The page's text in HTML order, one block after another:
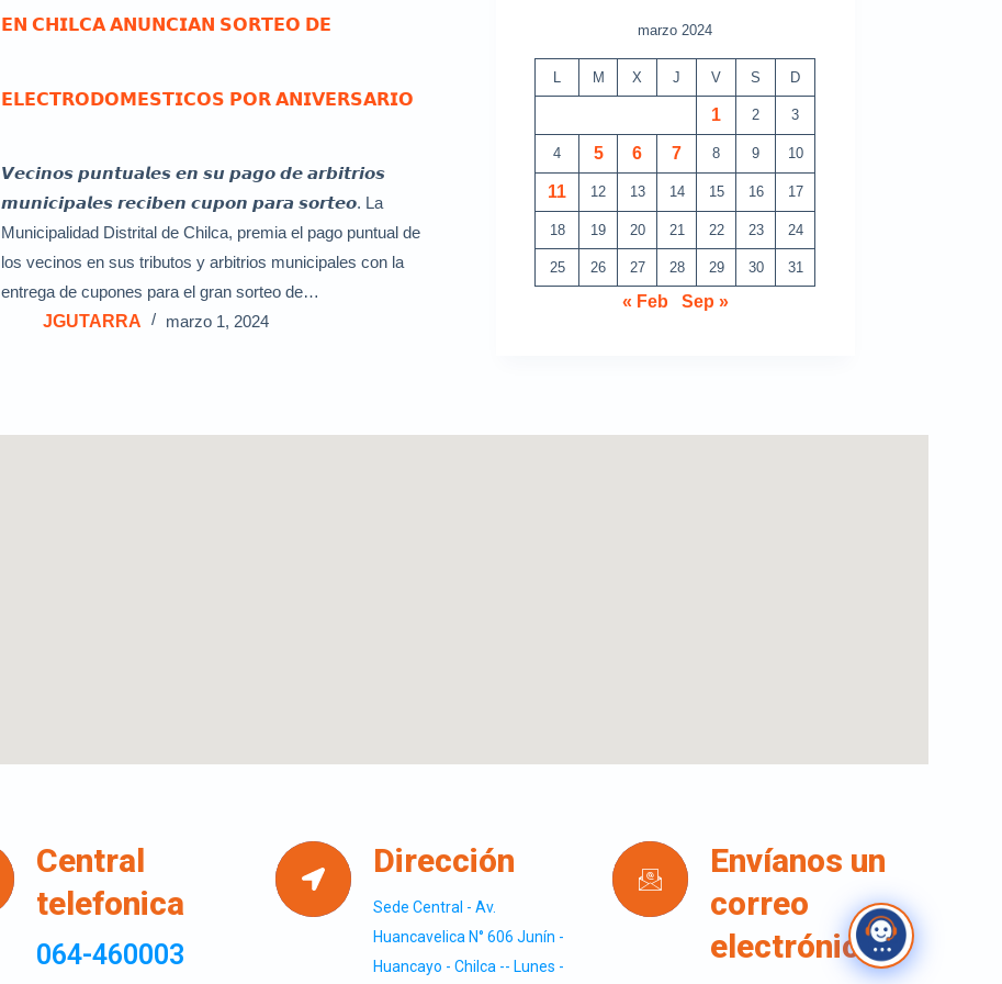
𝗘𝗡 𝗖𝗛𝗜𝗟𝗖𝗔 𝗔𝗡𝗨𝗡𝗖𝗜𝗔𝗡 𝗦𝗢𝗥𝗧𝗘𝗢 𝗗𝗘
𝗘𝗟𝗘𝗖𝗧𝗥𝗢𝗗𝗢𝗠𝗘𝗦𝗧𝗜𝗖𝗢𝗦 𝗣𝗢𝗥 𝗔𝗡𝗜𝗩𝗘𝗥𝗦𝗔𝗥𝗜𝗢
‍𝙑𝙚𝙘𝙞𝙣𝙤𝙨 𝙥𝙪𝙣𝙩𝙪𝙖𝙡𝙚𝙨 𝙚𝙣 𝙨𝙪 𝙥𝙖𝙜𝙤 𝙙𝙚 𝙖𝙧𝙗𝙞𝙩𝙧𝙞𝙤𝙨
𝙢𝙪𝙣𝙞𝙘𝙞𝙥𝙖𝙡𝙚𝙨 𝙧𝙚𝙘𝙞𝙗𝙚𝙣 𝙘𝙪𝙥𝙤𝙣 𝙥𝙖𝙧𝙖 𝙨𝙤𝙧𝙩𝙚𝙤. La
Municipalidad Distrital de Chilca, premia el pago puntual de
los vecinos en sus tributos y arbitrios municipales con la
entrega de cupones para el gran sorteo de…
JGUTARRA
marzo 1, 2024
marzo 2024
L M X J V S D
1 2 3
4 5 6 7 8 9 10
11 12 13 14 15 16 17
18 19 20 21 22 23 24
25 26 27 28 29 30 31
« Feb Sep »
Central
telefonica
064-460003
Dirección
Sede Central - Av.
Huancavelica N° 606 Junín -
Huancayo - Chilca -- Lunes -
Envíanos un
correo
electrónico